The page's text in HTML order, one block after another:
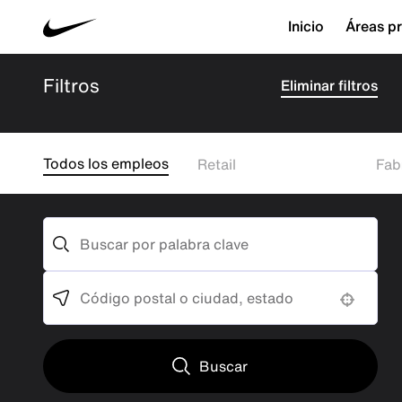
Inicio Áreas
Filtros Eliminar filtros
Todos los empleos Retail
Búsqueda de palabras clave
Búsqueda de ubicación
Buscar